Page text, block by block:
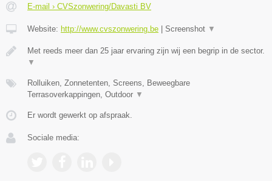
E-mail › CVSzonwering/Davasti BV
Website: http://www.cvszonwering.be Screenshot ▼
Met reeds meer dan 25 jaar ervaring zijn wij een begrip in de sector.
▼
Rolluiken, Zonnetenten, Screens, Beweegbare
Terrasoverkappingen, Outdoor ▼
Er wordt gewerkt op afspraak.
Sociale media: